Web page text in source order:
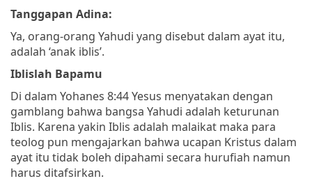
Tanggapan Adina:
Ya, orang-orang Yahudi yang disebut dalam ayat itu,
adalah ‘anak iblis’.
Iblislah Bapamu
Di dalam Yohanes 8:44 Yesus menyatakan dengan
gamblang bahwa bangsa Yahudi adalah keturunan
Iblis. Karena yakin Iblis adalah malaikat maka para
teolog pun mengajarkan bahwa ucapan Kristus dalam
ayat itu tidak boleh dipahami secara hurufiah namun
harus ditafsirkan.